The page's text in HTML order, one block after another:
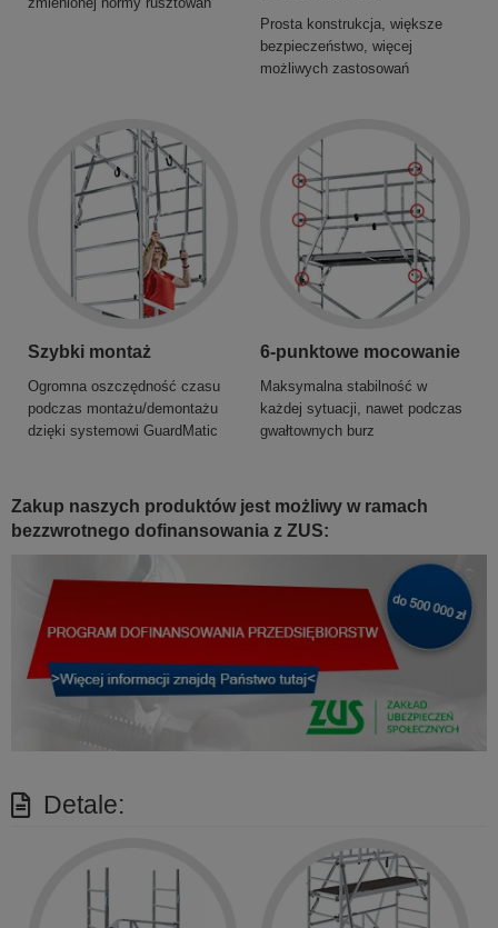
Prosta konstrukcja, większe
bezpieczeństwo, więcej
możliwych zastosowań
Szybki montaż
Ogromna oszczędność czasu
podczas montażu/demontażu
dzięki systemowi GuardMatic
6-punktowe mocowanie
Maksymalna stabilność w
każdej sytuacji, nawet podczas
gwałtownych burz
Zakup naszych produktów jest możliwy w ramach
bezzwrotnego dofinansowania z ZUS:
Detale: